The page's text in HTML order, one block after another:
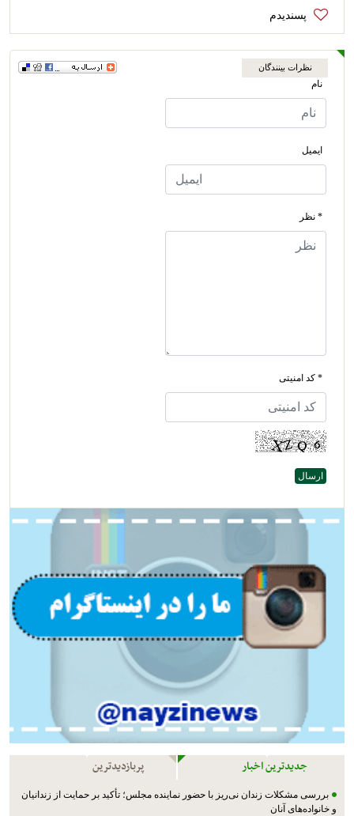
نظرات بینندگان
نام
ایمیل
* نظر
* کد امنیتی
جدیدترین اخبار پربازدیدترین
بررسی مشکلات زندان نی‌ریز با حضور نماینده مجلس؛ تأکید بر حمایت از زندانیان
و خانواده‌های آنان